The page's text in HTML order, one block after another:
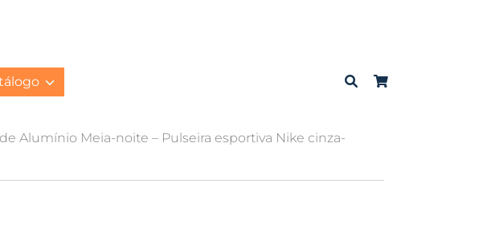
Alumínio Meia-noite – Pulseira esportiva Nike cinza-